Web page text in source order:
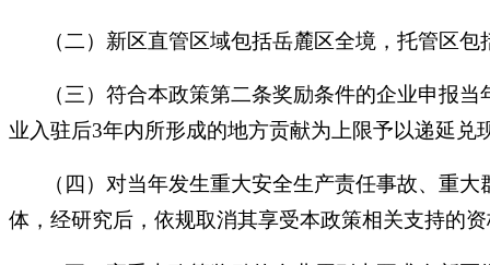
（二）新区直管区域包括岳麓区全境，托管区
（三）符合本政策第二条奖励条件的企业申报
业入驻后3年内所形成的地方贡献为上限予以递延兑
（四）对当年发生重大安全生产责任事故、重
体，经研究后，依规取消其享受本政策相关支持的